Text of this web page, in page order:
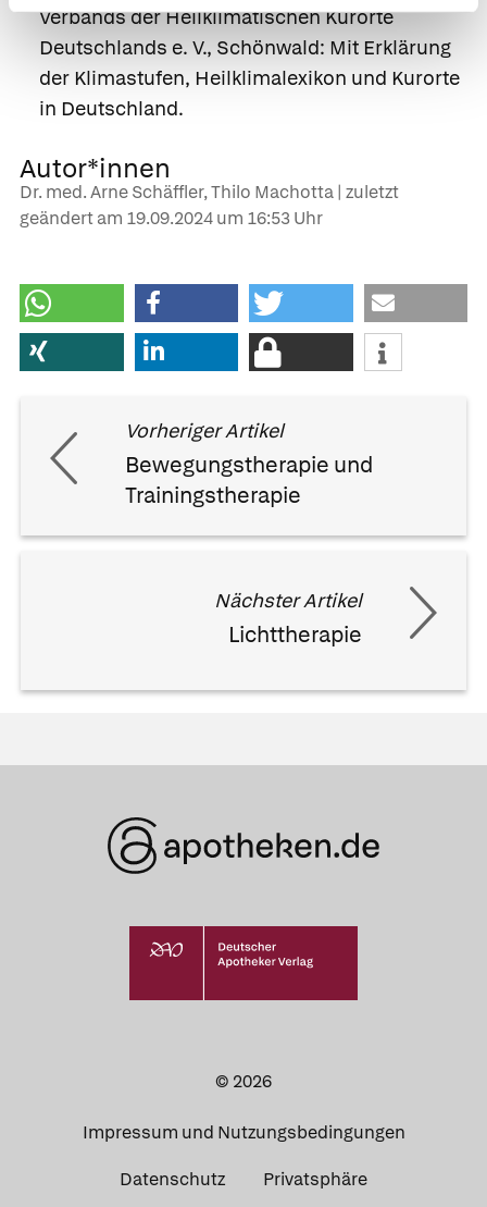
Verbands der Heilklimatischen Kurorte
Deutschlands e. V., Schönwald: Mit Erklärung
der Klimastufen, Heilklimalexikon und Kurorte
in Deutschland.
Autor*innen
Dr. med. Arne Schäffler, Thilo Machotta | zuletzt
geändert am 19.09.2024um 16:53 Uhr
Vorheriger Artikel
Bewegungstherapie und
Trainingstherapie
Nächster Artikel
Lichttherapie
© 2026
Impressum und Nutzungsbedingungen
Datenschutz Privatsphäre